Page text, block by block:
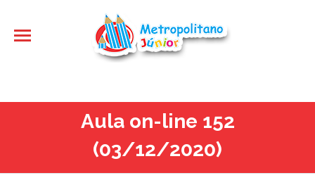
Aula on-line 152
(03/12/2020)